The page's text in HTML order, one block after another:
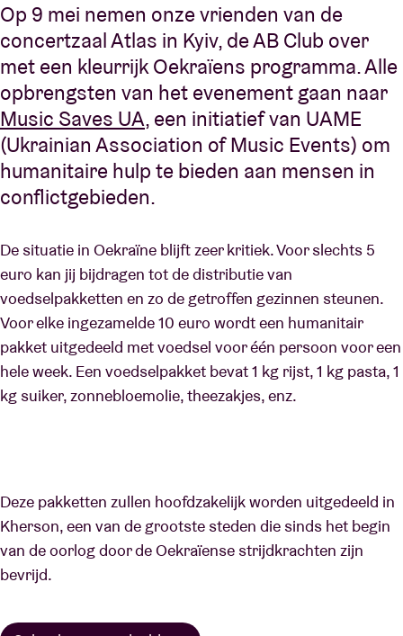
Op 9 mei nemen onze vrienden van de
concertzaal Atlas in Kyiv, de AB Club over
met een kleurrijk Oekraïens programma. Alle
opbrengsten van het evenement gaan naar
Music Saves UA, een initiatief van UAME
(Ukrainian Association of Music Events) om
humanitaire hulp te bieden aan mensen in
conflictgebieden.
De situatie in Oekraïne blijft zeer kritiek. Voor slechts 5
euro kan jij bijdragen tot de distributie van
voedselpakketten en zo de getroffen gezinnen steunen.
Voor elke ingezamelde 10 euro wordt een humanitair
pakket uitgedeeld met voedsel voor één persoon voor een
hele week. Een voedselpakket bevat 1 kg rijst, 1 kg pasta, 1
kg suiker, zonnebloemolie, theezakjes, enz.
Deze pakketten zullen hoofdzakelijk worden uitgedeeld in
Kherson, een van de grootste steden die sinds het begin
van de oorlog door de Oekraïense strijdkrachten zijn
bevrijd.